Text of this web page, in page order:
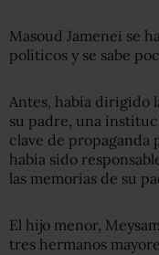
Masoud Jamenei se
políticos y se sabe
Antes, había dirigido
su padre, una
clave de propaganda
había sido
las memorias de su
El hijo menor,
tres hermanos